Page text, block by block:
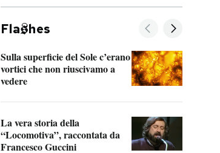
Fla hes
Sulla superficie del Sole c’erano
vortici che non riuscivamo a
vedere
La vera storia della
“Locomotiva”, raccontata da
Francesco Guccini